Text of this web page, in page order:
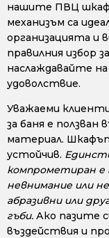
нашите ПВЦ
механизъм са
организацията и
правилния избор
наслаждавайте
удоволствие.
Уважаеми
за баня е
материал.
устойчив.
компрометиран е
невнимание или
абразивни или
гъби. Ако пазите
въздействия и